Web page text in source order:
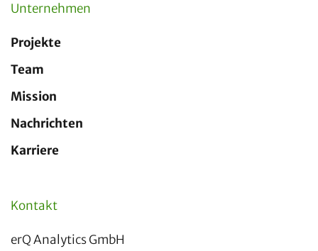
Unternehmen
Projekte
Team
Mission
Nachrichten
Karriere
Kontakt
erQ Analytics GmbH